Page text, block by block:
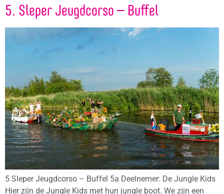
5. Sleper Jeugdcorso – Buffel
5 Sleper Jeugdcorso – Buffel 5a Deelnemer: De Jungle Kids
Hier zijn de Jungle Kids met hun jungle boot. We zijn een